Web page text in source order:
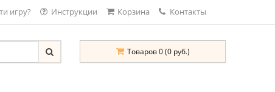
игру? Инструкции Корзина Контакты
Товаров 0 (0 руб.)